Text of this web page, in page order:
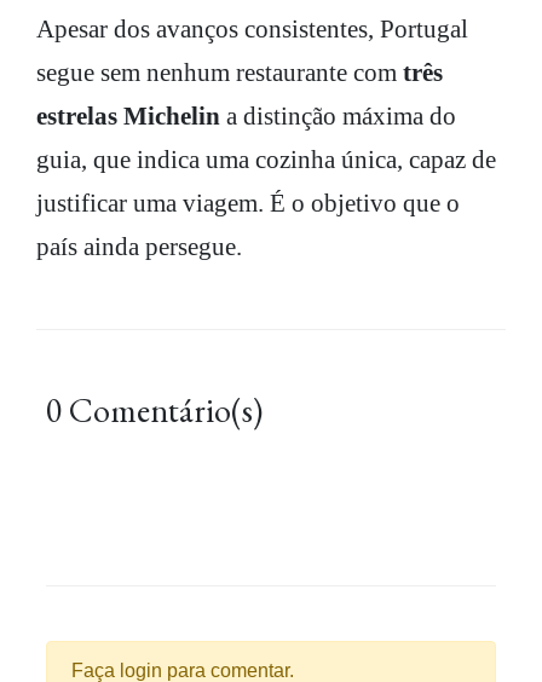
Apesar dos avanços consistentes, Portugal
segue sem nenhum restaurante com três
estrelas Michelin a distinção máxima do
guia, que indica uma cozinha única, capaz de
justificar uma viagem. É o objetivo que o
país ainda persegue.
0 Comentário(s)
Faça login para comentar.